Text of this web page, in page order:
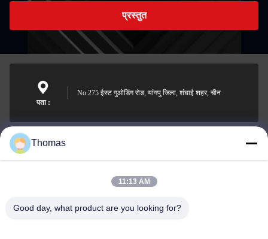
प्रस्तुत
पता :
No.275 ईस्ट गुओडिंग रोड, यांगपु जिला, शंघाई शहर, चीन
sales21@jimagroup.com
Thomas
11:13 AM
Good day, what product are you looking for?